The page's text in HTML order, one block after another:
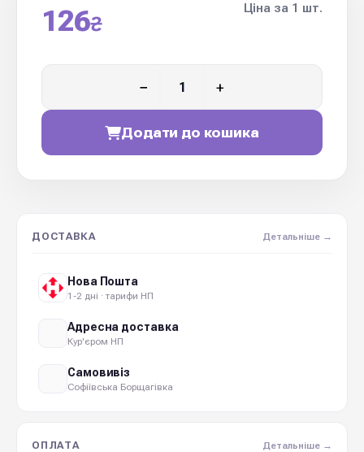
126₴
Ціна за 1 шт.
− +
Додати до кошика
ДОСТАВКА Детальніше →
Нова Пошта
1-2 дні · тарифи НП
Адресна доставка
Кур'єром НП
Самовивіз
Софіївська Борщагівка
ОПЛАТА Детальніше →